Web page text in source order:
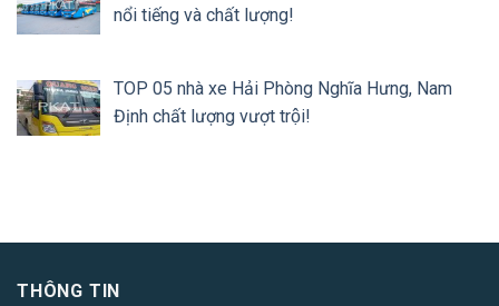
nổi tiếng và chất lượng!
TOP 05 nhà xe Hải Phòng Nghĩa Hưng, Nam
Định chất lượng vượt trội!
THÔNG TIN